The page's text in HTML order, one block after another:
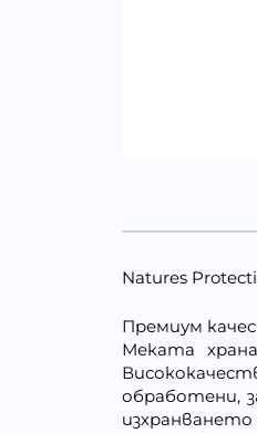
Natures
Премиум
Меката
обработени,